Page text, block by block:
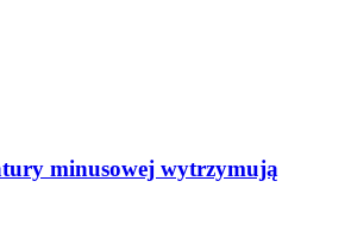
minusowej wytrzymują